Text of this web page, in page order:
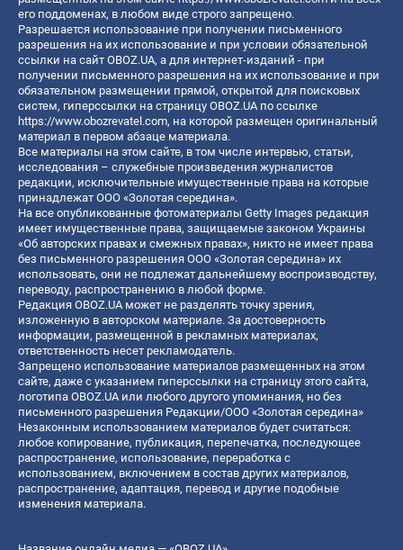
его поддоменах, в любом виде строго запрещено.
Разрешается использование при получении письменного
разрешения на их использование и при условии обязательной
ссылки на сайт OBOZ.UA, а для интернет-изданий - при
получении письменного разрешения на их использование и при
обязательном размещении прямой, открытой для поисковых
систем, гиперссылки на страницу OBOZ.UA по ссылке
https://www.obozrevatel.com, на которой размещен оригинальный
материал в первом абзаце материала.
Все материалы на этом сайте, в том числе интервью, статьи,
исследования – служебные произведения журналистов
редакции, исключительные имущественные права на которые
принадлежат ООО «Золотая середина».
На все опубликованные фотоматериалы Getty Images редакция
имеет имущественные права, защищаемые законом Украины
«Об авторских правах и смежных правах», никто не имеет права
без письменного разрешения ООО «Золотая середина» их
использовать, они не подлежат дальнейшему воспроизводству,
переводу, распространению в любой форме.
Редакция OBOZ.UA может не разделять точку зрения,
изложенную в авторском материале. За достоверность
информации, размещенной в рекламных материалах,
ответственность несет рекламодатель.
Запрещено использование материалов размещенных на этом
сайте, даже с указанием гиперссылки на страницу этого сайта,
логотипа OBOZ.UA или любого другого упоминания, но без
письменного разрешения Редакции/ООО «Золотая середина»
Незаконным использованием материалов будет считаться:
любое копирование, публикация, перепечатка, последующее
распространение, использование, переработка с
использованием, включением в состав других материалов,
распространение, адаптация, перевод и другие подобные
изменения материала.